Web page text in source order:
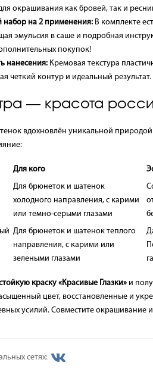
окрашивания как бровей, так и
набор на 2 применения:В комплекте
эмульсия в саше и подробная
покупок!
нанесения:Кремовая текстура
четкий контур и идеальный результат.
— красота
вдохновлён уникальной
Для кого
Для брюнеток и шатенок
холодного направления, с карими
или темно-серыми глазами
Для брюнеток и шатенок теплого
направления, с карими или
зелеными глазами
краску «Красивые Глазки»и
цвет, восстановленные и
усилий. Совместите
сетях: